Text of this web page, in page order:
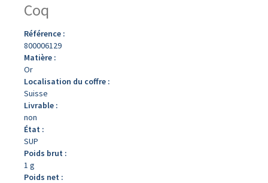
Coq
Référence :
800006129
Matière :
Or
Localisation du coffre :
Suisse
Livrable :
non
État :
SUP
Poids brut :
1 g
Poids net :